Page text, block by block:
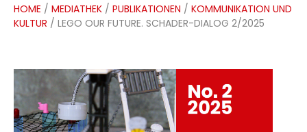
HOME / MEDIATHEK / PUBLIKATIONEN / KOMMUNIKATION UND
KULTUR / LEGO OUR FUTURE. SCHADER-DIALOG 2/2025